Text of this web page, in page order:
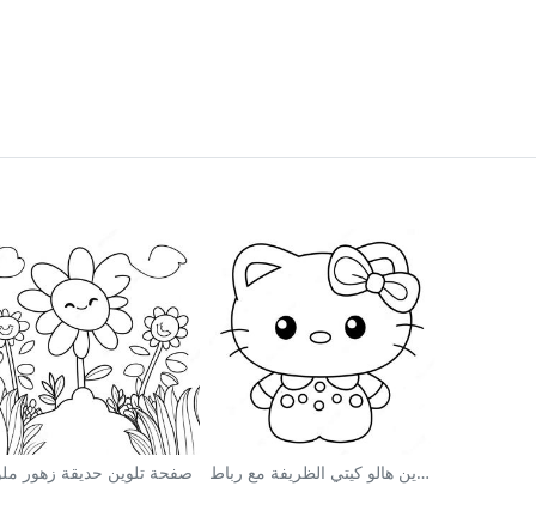
صفحة تلوين حديقة زهور صفحة تلوين هالو كيتي الظريفة مع رباط